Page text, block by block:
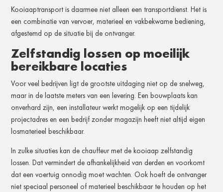
Kooiaaptransport is daarmee niet alleen een transportdienst. Het is
een combinatie van vervoer, materieel en vakbekwame bediening,
afgestemd op de situatie bij de ontvanger.
Zelfstandig lossen op moeilijk
bereikbare locaties
Voor veel bedrijven ligt de grootste uitdaging niet op de snelweg,
maar in de laatste meters van een levering. Een bouwplaats kan
onverhard zijn, een installateur werkt mogelijk op een tijdelijk
projectadres en een bedrijf zonder magazijn heeft niet altijd eigen
losmaterieel beschikbaar.
In zulke situaties kan de chauffeur met de kooiaap zelfstandig
lossen. Dat vermindert de afhankelijkheid van derden en voorkomt
dat een voertuig onnodig moet wachten. Ook hoeft de ontvanger
niet speciaal personeel of materieel beschikbaar te houden op het